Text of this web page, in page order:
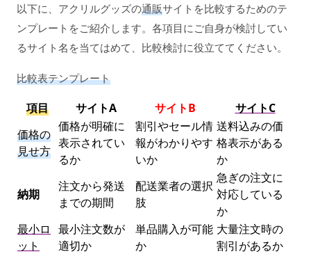
以下に、アクリルグッズの通販サイトを比較するためのテ
ンプレートをご紹介します。各項目にご自身が検討してい
るサイト名を当てはめて、比較検討に役立ててください。
比較表テンプレート
項目 サイトA サイトB
サイトC
価格の
見せ方
価格が明確に
表示されてい
るか
割引やセール情
報がわかりやす
いか
送料込みの価
格表示がある
か
納期
注文から発送
までの期間
配送業者の選択
肢
急ぎの注文に
対応している
か
最小ロ
ット
最小注文数が
適切か
単品購入が可能
か
大量注文時の
割引があるか